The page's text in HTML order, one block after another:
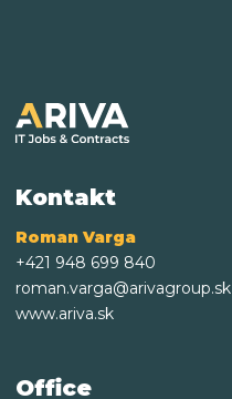
Kontakt
Roman Varga
+421 948 699 840
roman.varga@arivagroup.sk
www.ariva.sk
Office